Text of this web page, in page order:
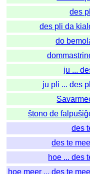
des
des pli da
do
ju ...
ju pli ... des
ŝtono de
des
des te
hoe ... des
hoe meer ... des te